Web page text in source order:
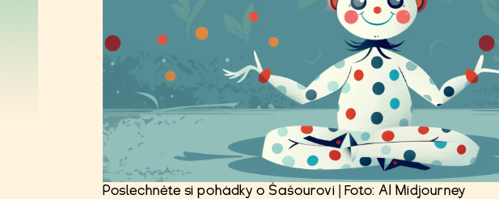
Poslechněte si pohádky o Šašourovi | Foto: AI Midjourney